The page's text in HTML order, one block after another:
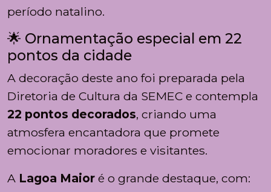
período natalino.
🌟 Ornamentação especial em 22
pontos da cidade
A decoração deste ano foi preparada pela
Diretoria de Cultura da SEMEC e contempla
22 pontos decorados, criando uma
atmosfera encantadora que promete
emocionar moradores e visitantes.
A Lagoa Maior é o grande destaque, com: